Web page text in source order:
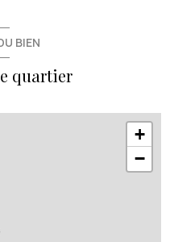
BIEN
quartier
+
−